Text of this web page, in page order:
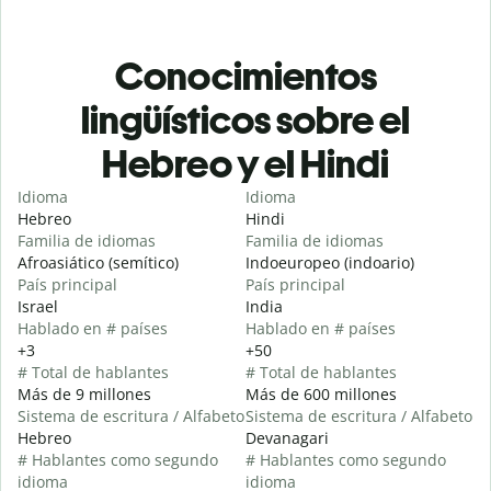
Conocimientos
lingüísticos sobre el
Hebreo y el Hindi
Idioma
Hebreo
Familia de idiomas
Afroasiático (semítico)
País principal
Israel
Hablado en # países
+3
# Total de hablantes
Más de 9 millones
Sistema de escritura / Alfabeto
Hebreo
# Hablantes como segundo
idioma
Idioma
Hindi
Familia de idiomas
Indoeuropeo (indoario)
País principal
India
Hablado en # países
+50
# Total de hablantes
Más de 600 millones
Sistema de escritura / Alfabeto
Devanagari
# Hablantes como segundo
idioma